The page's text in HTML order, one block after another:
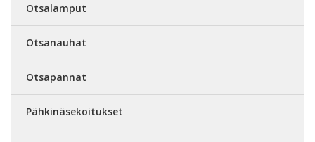
Otsalamput
Otsanauhat
Otsapannat
Pähkinäsekoitukset